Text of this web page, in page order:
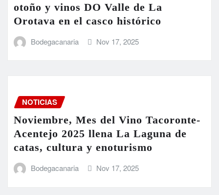
otoño y vinos DO Valle de La
Orotava en el casco histórico
Bodegacanaria Nov 17, 2025
NOTICIAS
Noviembre, Mes del Vino Tacoronte-
Acentejo 2025 llena La Laguna de
catas, cultura y enoturismo
Bodegacanaria Nov 17, 2025